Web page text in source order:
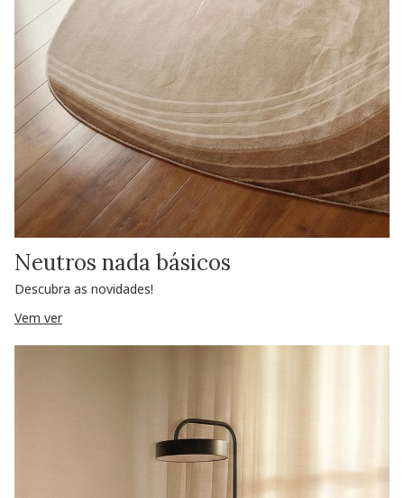
Neutros nada básicos
Descubra as novidades!
Vem ver